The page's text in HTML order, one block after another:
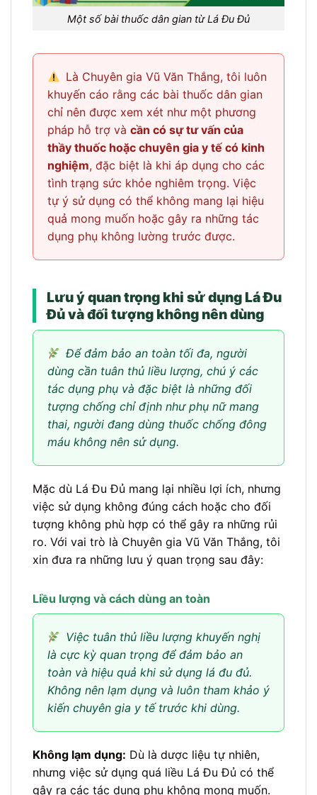
Một số bài thuốc dân gian từ Lá Đu Đủ
Là Chuyên gia Vũ Văn Thắng, tôi luôn
khuyến cáo rằng các bài thuốc dân gian
chỉ nên được xem xét như một phương
pháp hỗ trợ và cần có sự tư vấn của
thầy thuốc hoặc chuyên gia y tế có kinh
nghiệm, đặc biệt là khi áp dụng cho các
tình trạng sức khỏe nghiêm trọng. Việc
tự ý sử dụng có thể không mang lại hiệu
quả mong muốn hoặc gây ra những tác
dụng phụ không lường trước được.
Lưu ý quan trọng khi sử dụng Lá Đu
Đủ và đối tượng không nên dùng
Để đảm bảo an toàn tối đa, người
dùng cần tuân thủ liều lượng, chú ý các
tác dụng phụ và đặc biệt là những đối
tượng chống chỉ định như phụ nữ mang
thai, người đang dùng thuốc chống đông
máu không nên sử dụng.
Mặc dù Lá Đu Đủ mang lại nhiều lợi ích, nhưng
việc sử dụng không đúng cách hoặc cho đối
tượng không phù hợp có thể gây ra những rủi
ro. Với vai trò là Chuyên gia Vũ Văn Thắng, tôi
xin đưa ra những lưu ý quan trọng sau đây:
Liều lượng và cách dùng an toàn
Việc tuân thủ liều lượng khuyến nghị
là cực kỳ quan trọng để đảm bảo an
toàn và hiệu quả khi sử dụng lá đu đủ.
Không nên lạm dụng và luôn tham khảo ý
kiến chuyên gia y tế trước khi dùng.
Không lạm dụng: Dù là dược liệu tự nhiên,
nhưng việc sử dụng quá liều Lá Đu Đủ có thể
gây ra các tác dụng phụ không mong muốn.